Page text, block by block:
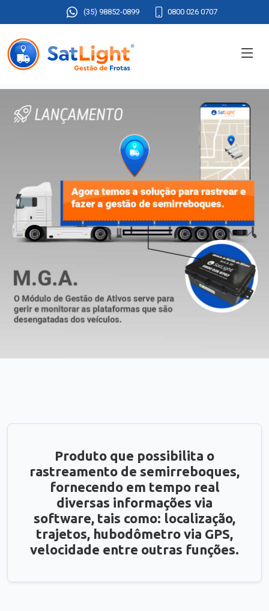
(35) 98852-0899 0800 026 0707
Produto que possibilita o
rastreamento de semirreboques,
fornecendo em tempo real
diversas informações via
software, tais como: localização,
trajetos, hubodômetro via GPS,
velocidade entre outras funções.